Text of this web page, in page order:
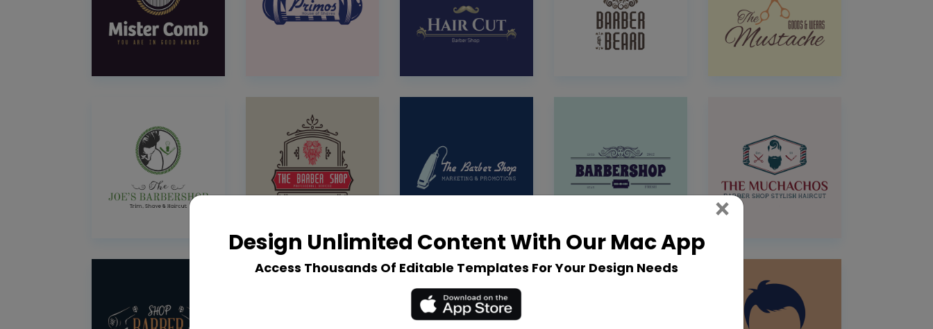
Design Unlimited Content With Our Mac App
Access Thousands Of Editable Templates For Your Design Needs
× Close